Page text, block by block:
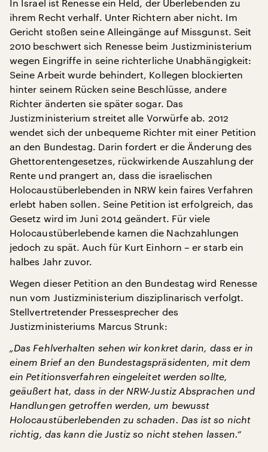
In Israel ist Renesse ein Held, der Überlebenden zu
ihrem Recht verhalf. Unter Richtern aber nicht. Im
Gericht stoßen seine Alleingänge auf Missgunst. Seit
2010 beschwert sich Renesse beim Justizministerium
wegen Eingriffe in seine richterliche Unabhängigkeit:
Seine Arbeit wurde behindert, Kollegen blockierten
hinter seinem Rücken seine Beschlüsse, andere
Richter änderten sie später sogar. Das
Justizministerium streitet alle Vorwürfe ab. 2012
wendet sich der unbequeme Richter mit einer Petition
an den Bundestag. Darin fordert er die Änderung des
Ghettorentengesetzes, rückwirkende Auszahlung der
Rente und prangert an, dass die israelischen
Holocaustüberlebenden in NRW kein faires Verfahren
erlebt haben sollen. Seine Petition ist erfolgreich, das
Gesetz wird im Juni 2014 geändert. Für viele
Holocaustüberlebende kamen die Nachzahlungen
jedoch zu spät. Auch für Kurt Einhorn – er starb ein
halbes Jahr zuvor.
Wegen dieser Petition an den Bundestag wird Renesse
nun vom Justizministerium disziplinarisch verfolgt.
Stellvertretender Pressesprecher des
Justizministeriums Marcus Strunk:
„Das Fehlverhalten sehen wir konkret darin, dass er in
einem Brief an den Bundestagspräsidenten, mit dem
ein Petitionsverfahren eingeleitet werden sollte,
geäußert hat, dass in der NRW-Justiz Absprachen und
Handlungen getroffen werden, um bewusst
Holocaustüberlebenden zu schaden. Das ist so nicht
richtig, das kann die Justiz so nicht stehen lassen.“